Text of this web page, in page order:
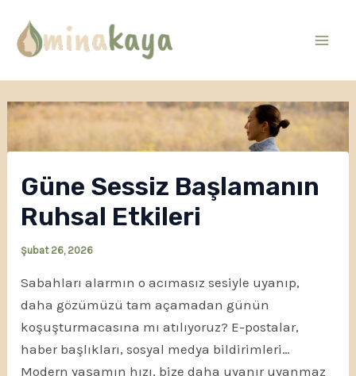
atla
Güne Sessiz Başlamanın
Ruhsal Etkileri
Şubat 26, 2026
Sabahları alarmın o acımasız sesiyle uyanıp,
daha gözümüzü tam açamadan günün
koşuşturmacasına mı atılıyoruz? E-postalar,
haber başlıkları, sosyal medya bildirimleri…
Modern yaşamın hızı, bize daha uyanır uyanmaz